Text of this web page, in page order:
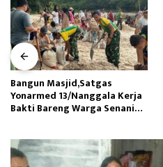
Bangun Masjid,Satgas
Yonarmed 13/Nanggala Kerja
Bakti Bareng Warga Senaning